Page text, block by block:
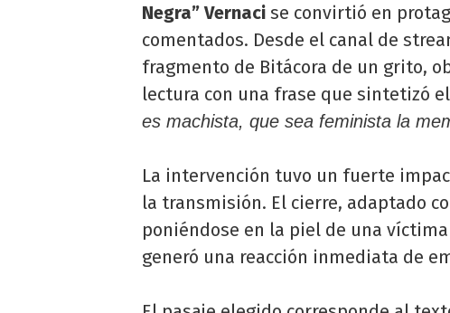
Negra” Vernaci se convirtió en
comentados. Desde el canal de
fragmento de Bitácora de un grito,
lectura con una frase que sintetizó
es machista, que sea feminista la
La intervención tuvo un fuerte
la transmisión. El cierre, adaptado
poniéndose en la piel de una
generó una reacción inmediata de